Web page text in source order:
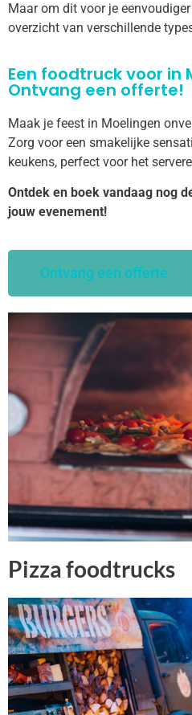
Maar om dit voor je
overzicht van verschillende
Een foodtruck voor in
Ontvang een offerte!
Maak je feest in Moelingen
Zorg voor een smakelijke
keukens, perfect voor het
Ontdek en boek vandaag nog
jouw evenement!
Ontvang een offerte
Pizza foodtrucks